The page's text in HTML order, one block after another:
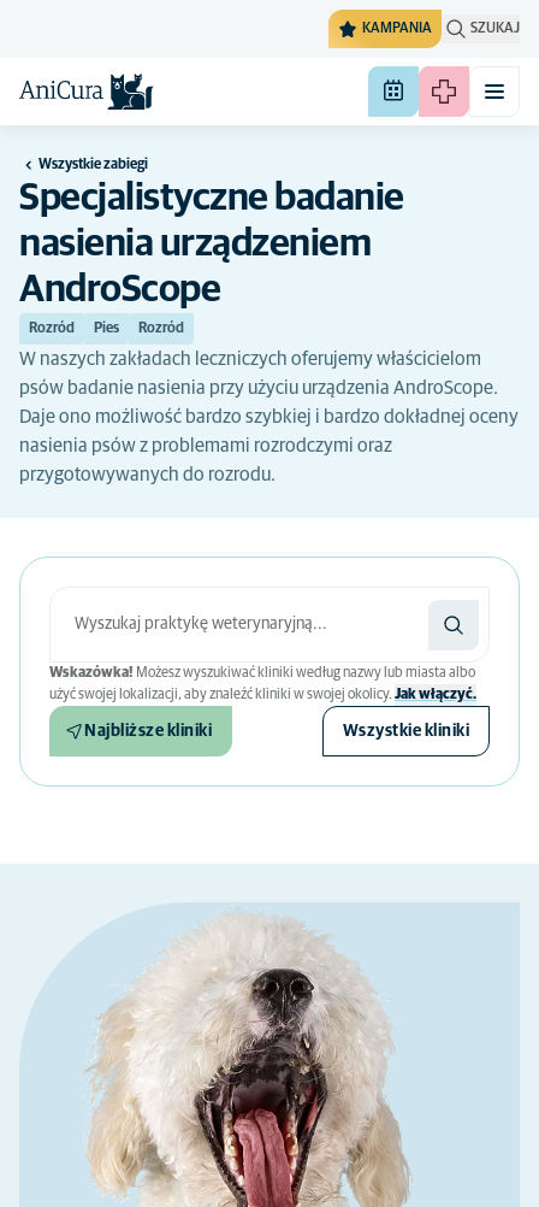
KAMPANIA SZUKAJ
Wszystkie zabiegi
Specjalistyczne badanie
nasienia urządzeniem
AndroScope
Rozród Pies Rozród
W naszych zakładach leczniczych oferujemy właścicielom
psów badanie nasienia przy użyciu urządzenia AndroScope.
Daje ono możliwość bardzo szybkiej i bardzo dokładnej oceny
nasienia psów z problemami rozrodczymi oraz
przygotowywanych do rozrodu.
Wskazówka! Możesz wyszukiwać kliniki według nazwy lub miasta albo
użyć swojej lokalizacji, aby znaleźć kliniki w swojej okolicy. Jak włączyć.
Najbliższe kliniki Wszystkie kliniki